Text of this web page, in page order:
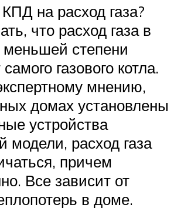
на расход газа?
что расход газа в
меньшей степени
газового котла.
мнению,
домах установлены
устройства
модели, расход газа
причем
Все зависит от
в доме.